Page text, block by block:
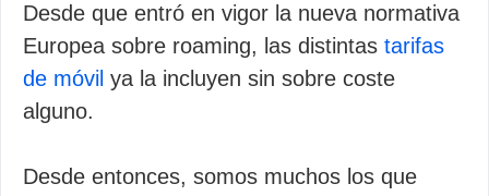
Desde que entró en vigor la nueva normativa
Europea sobre roaming, las distintas tarifas
de móvil ya la incluyen sin sobre coste
alguno.
Desde entonces, somos muchos los que